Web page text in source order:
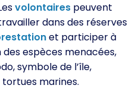
volontaires peuvent
dans des réserves
et participer à
espèces menacées,
symbole de l’île,
marines.